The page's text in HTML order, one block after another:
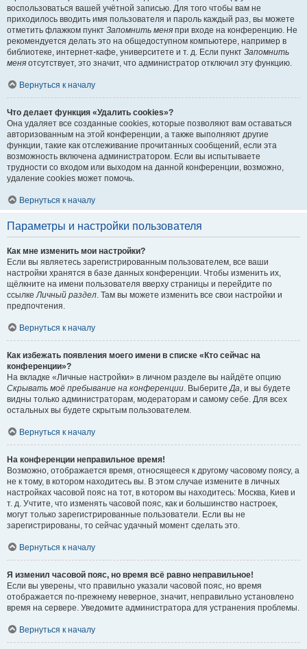
воспользоваться вашей учётной записью. Для того чтобы вам не
приходилось вводить имя пользователя и пароль каждый раз, вы можете
отметить флажком пункт Запомнить меня при входе на конференцию. Не
рекомендуется делать это на общедоступном компьютере, например в
библиотеке, интернет-кафе, университете и т. д. Если пункт Запомнить
меня отсутствует, это значит, что администратор отключил эту функцию.
Вернуться к началу
Что делает функция «Удалить cookies»?
Она удаляет все созданные cookies, которые позволяют вам оставаться
авторизованным на этой конференции, а также выполняют другие
функции, такие как отслеживание прочитанных сообщений, если эта
возможность включена администратором. Если вы испытываете
трудности со входом или выходом на данной конференции, возможно,
удаление cookies может помочь.
Вернуться к началу
Параметры и настройки пользователя
Как мне изменить мои настройки?
Если вы являетесь зарегистрированным пользователем, все ваши
настройки хранятся в базе данных конференции. Чтобы изменить их,
щёлкните на имени пользователя вверху страницы и перейдите по
ссылкеЛичный раздел. Там вы можете изменить все свои настройки и
предпочтения.
Вернуться к началу
Как избежать появления моего имени в списке «Кто сейчас на
конференции»?
На вкладке «Личные настройки» в личном разделе вы найдёте опцию
Скрывать моё пребывание на конференции. ВыберитеДа, и вы будете
видны только администраторам, модераторам и самому себе. Для всех
остальных вы будете скрытым пользователем.
Вернуться к началу
На конференции неправильное время!
Возможно, отображается время, относящееся к другому часовому поясу, а
не к тому, в котором находитесь вы. В этом случае измените в личных
настройках часовой пояс на тот, в котором вы находитесь: Москва, Киев и
т. д. Учтите, что изменять часовой пояс, как и большинство настроек,
могут только зарегистрированные пользователи. Если вы не
зарегистрированы, то сейчас удачный момент сделать это.
Вернуться к началу
Я изменил часовой пояс, но время всё равно неправильное!
Если вы уверены, что правильно указали часовой пояс, но время
отображается по-прежнему неверное, значит, неправильно установлено
время на сервере. Уведомите администратора для устранения проблемы.
Вернуться к началу